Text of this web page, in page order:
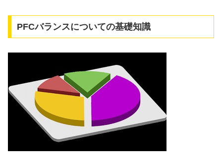
PFCバランスについての基礎知識